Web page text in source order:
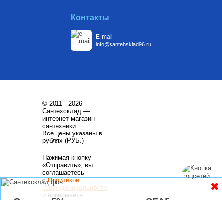
Контакты
E-mail
info@santehsklad96.ru
© 2011 - 2026
Сантехсклад —
интернет-магазин
сантехники
Все цены указаны в
рублях (РУБ.)
Нажимая кнопку
«Отправить», вы
соглашаетесь
сПолитикой
конфиденциальности
и принимаете
✖